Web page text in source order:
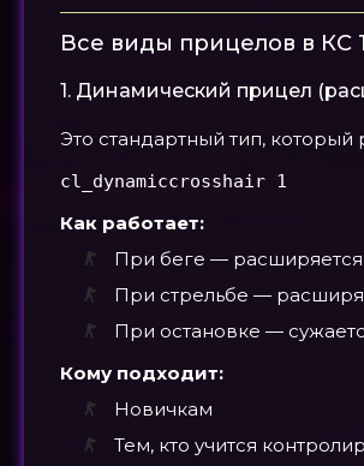
Все виды прицелов в КС
1. Динамический прицел
Это стандартный тип,
cl_dynamiccrosshair 1
Как работает:
При беге — расширяется
При стрельбе —
При остановке —
Кому подходит:
Новичкам
Тем, кто учится